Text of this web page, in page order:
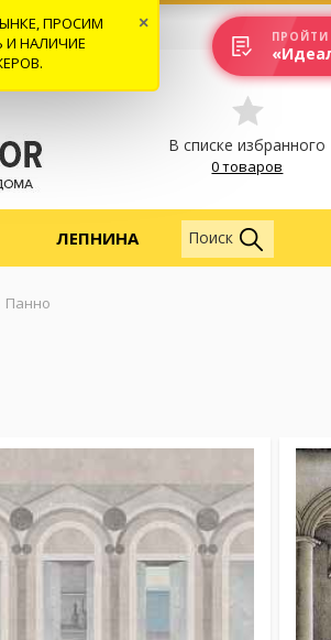
ОТЗЫВЫ
В списке избранного
0 товаров
ЛЕПНИНА Везде
Поиск
Панно
ПРОСИМ
И НАЛИЧИЕ
×
ПРОЙТИ